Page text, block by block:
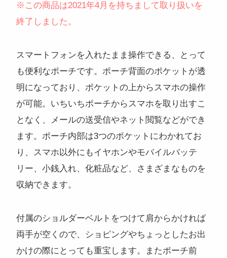
スマホスタンド回転アクスタ着せ替えアクスタ
モーテルキーライトバングル
※この商品は2021年4月を持ちまして取り扱いを
終了しました。
スマートフォンを入れたまま操作できる、とって
も便利なポーチです。ポーチ背面のポケットが透
明になっており、ポケットの上からスマホの操作
が可能。いちいちポーチからスマホを取り出すこ
となく、メールの送受信やネット閲覧などができ
ます。ポーチ内部は3つのポケットにわかれてお
り、スマホ以外にもイヤホンやモバイルバッテ
リー、小銭入れ、化粧品など、さまざまなものを
収納できます。
付属のショルダーベルトをつけて肩からかければ
両手が空くので、ショピングやちょっとしたお出
かけの際にとっても重宝します。またポーチ前